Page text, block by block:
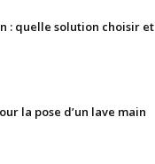
: quelle solution choisir et
la pose d’un lave main